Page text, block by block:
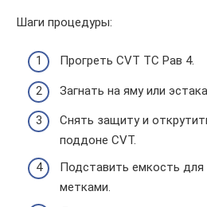
Шаги процедуры:
Прогреть CVT ТС Рав 4.
Загнать на яму или
Снять защиту и
поддоне CVT.
Подставить емкость
метками.